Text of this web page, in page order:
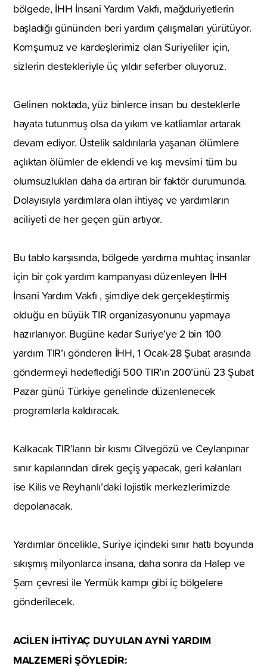
bölgede, İHH İnsani Yardım Vakfı, mağduriyetlerin
başladığı gününden beri yardım çalışmaları yürütüyor.
Komşumuz ve kardeşlerimiz olan Suriyeliler için,
sizlerin destekleriyle üç yıldır seferber oluyoruz.
Gelinen noktada, yüz binlerce insan bu desteklerle
hayata tutunmuş olsa da yıkım ve katliamlar artarak
devam ediyor. Üstelik saldırılarla yaşanan ölümlere
açlıktan ölümler de eklendi ve kış mevsimi tüm bu
olumsuzlukları daha da artıran bir faktör durumunda.
Dolayısıyla yardımlara olan ihtiyaç ve yardımların
aciliyeti de her geçen gün artıyor.
Bu tablo karşısında, bölgede yardıma muhtaç insanlar
için bir çok yardım kampanyası düzenleyen İHH
İnsani Yardım Vakfı , şimdiye dek gerçekleştirmiş
olduğu en büyük TIR organizasyonunu yapmaya
hazırlanıyor. Bugüne kadar Suriye’ye 2 bin 100
yardım TIR’ı gönderen İHH, 1 Ocak-28 Şubat arasında
göndermeyi hedeflediği 500 TIR’ın 200’ünü 23 Şubat
Pazar günü Türkiye genelinde düzenlenecek
programlarla kaldıracak.
Kalkacak TIR’ların bir kısmı Cilvegözü ve Ceylanpınar
sınır kapılarından direk geçiş yapacak, geri kalanları
ise Kilis ve Reyhanlı’daki lojistik merkezlerimizde
depolanacak.
Yardımlar öncelikle, Suriye içindeki sınır hattı boyunda
sıkışmış milyonlarca insana, daha sonra da Halep ve
Şam çevresi ile Yermük kampı gibi iç bölgelere
gönderilecek.
ACİLEN İHTİYAÇ DUYULAN AYNİ YARDIM
MALZEMERİ ŞÖYLEDİR: